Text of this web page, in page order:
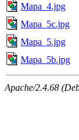
Mapa_4.jpg
Mapa_5c.jpg
Mapa_5.jpg
Mapa_5b.jpg
Apache/2.4.68